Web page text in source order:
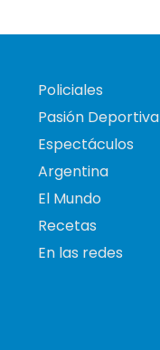
Policiales
Pasión Deportiva
Espectáculos
Argentina
El Mundo
Recetas
En las redes